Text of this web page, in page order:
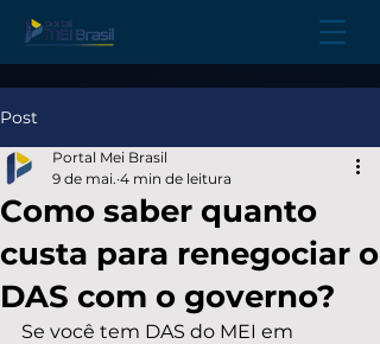
Post
Como saber quanto
custa para renegociar o
DAS com o governo?
Portal Mei Brasil
9 de mai. 4 min de leitura
Se você tem DAS do MEI em